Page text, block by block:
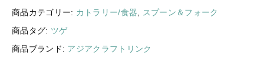
ル
ス
ー
商品カテゴリー: カトラリー/食器, スプーン＆フォーク
商品タグ: ツゲ
商品ブランド: アジアクラフトリンク
新着商品
セール
ギフトラッピング